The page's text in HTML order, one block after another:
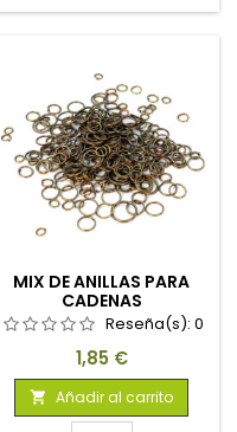
MIX DE ANILLAS PARA
CADENAS
Reseña(s): 0
Precio
1,85 €
 Añadir al carrito